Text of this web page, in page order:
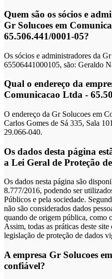
Quem são os sócios e
Gr Solucoes em
65.506.441/0001-05?
Os sócios e administradores da
65506441000105, são: Geraldo
Qual o endereço da
Comunicacao Ltda -
O endereço da Gr Solucoes em
Carlos Gomes de Sá 335, Sala
29.066-040.
Os dados desta página
a Lei Geral de Proteção
Os dados nesta página são
8.777/2016, podendo ser
Públicos e pela sociedade.
não são considerados dados
quando de origem pública, como
Assim, todas as práticas deste
legislação de proteção de dados
A empresa Gr Solucoes
confiável?